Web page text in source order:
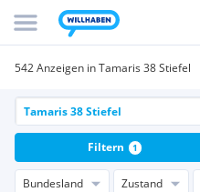
542 Anzeigen in Tamaris 38 Stiefel
Bundesland Zustand
Filtern 1